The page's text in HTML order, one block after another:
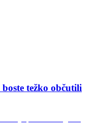
težko občutili